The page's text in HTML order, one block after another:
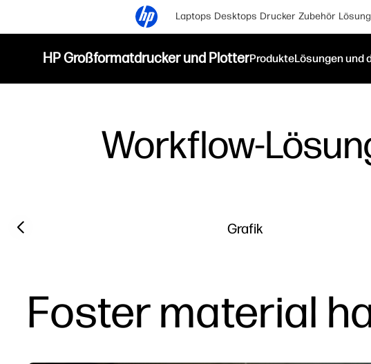
Laptops Desktops Drucker Zubehör
HP Großformatdrucker und PlotterProdukteLösungen und
Workflow-
Grafik
Previous slide
Foster material